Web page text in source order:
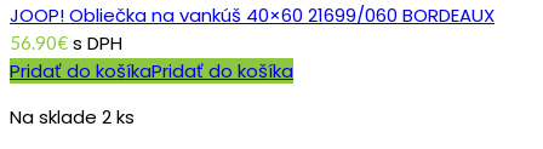
JOOP! Obliečka na vankúš 40×60 21699/060 BORDEAUX
56.90€ s DPH
Pridať do košíkaPridať do košíka
Na sklade 2 ks